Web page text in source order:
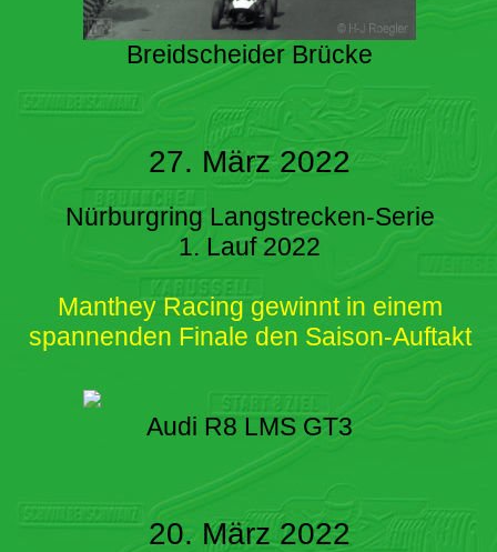
Breidscheider Brücke
27. März 2022
Nürburgring Langstrecken-Serie
1. Lauf 2022
Manthey Racing gewinnt in einem
spannenden Finale den Saison-Auftakt
Audi R8 LMS GT3
20. März 2022